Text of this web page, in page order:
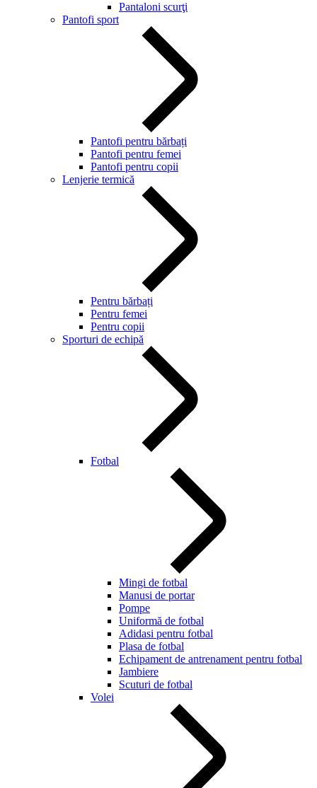
Pantaloni scurţi
Pantofi sport
Pantofi pentru bărbați
Pantofi pentru femei
Pantofi pentru copii
Lenjerie termică
Pentru bărbați
Pentru femei
Pentru copii
Sporturi de echipă
Fotbal
Mingi de fotbal
Manusi de portar
Pompe
Uniformă de fotbal
Adidasi pentru fotbal
Plasa de fotbal
Echipament de antrenament pentru fotbal
Jambiere
Scuturi de fotbal
Volei